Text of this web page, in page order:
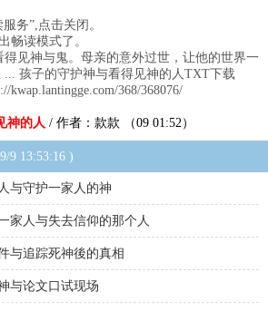
务”,点击关闭。
畅读模式了。
见神与鬼。母亲的意外过世，让他的世界一
孩子的守护神与看得见神的人TXT下载
kwap.lantingge.com/368/368076/
神的人 / 作者：款款 （09 01:52）
9 13:53:16 )
与守护一家人的神
家人与失去信仰的那个人
与追踪死神後的真相
与论文口试现场